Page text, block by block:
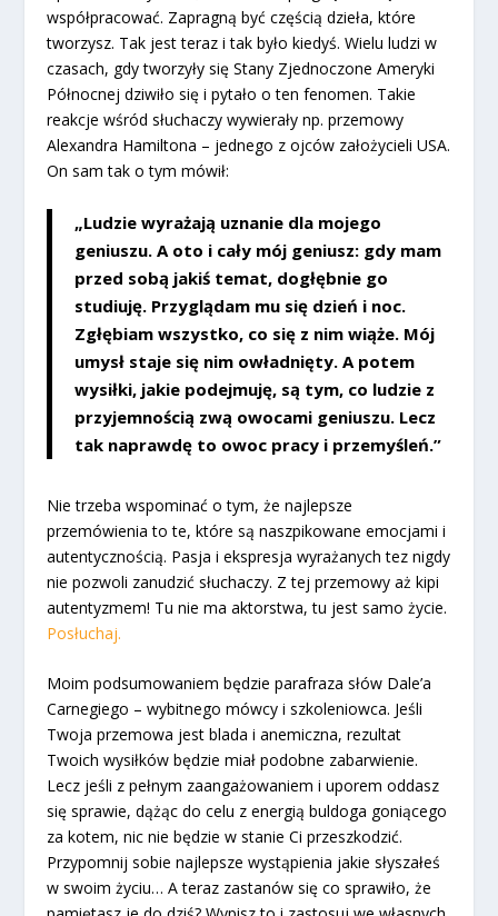
współpracować. Zapragną być częścią dzieła, które
tworzysz. Tak jest teraz i tak było kiedyś. Wielu ludzi w
czasach, gdy tworzyły się Stany Zjednoczone Ameryki
Północnej dziwiło się i pytało o ten fenomen. Takie
reakcje wśród słuchaczy wywierały np. przemowy
Alexandra Hamiltona – jednego z ojców założycieli USA.
On sam tak o tym mówił:
„Ludzie wyrażają uznanie dla mojego
geniuszu. A oto i cały mój geniusz: gdy mam
przed sobą jakiś temat, dogłębnie go
studiuję. Przyglądam mu się dzień i noc.
Zgłębiam wszystko, co się z nim wiąże. Mój
umysł staje się nim owładnięty. A potem
wysiłki, jakie podejmuję, są tym, co ludzie z
przyjemnością zwą owocami geniuszu. Lecz
tak naprawdę to owoc pracy i przemyśleń.”
Nie trzeba wspominać o tym, że najlepsze
przemówienia to te, które są naszpikowane emocjami i
autentycznością. Pasja i ekspresja wyrażanych tez nigdy
nie pozwoli zanudzić słuchaczy. Z tej przemowy aż kipi
autentyzmem! Tu nie ma aktorstwa, tu jest samo życie.
Posłuchaj.
Moim podsumowaniem będzie parafraza słów Dale’a
Carnegiego – wybitnego mówcy i szkoleniowca. Jeśli
Twoja przemowa jest blada i anemiczna, rezultat
Twoich wysiłków będzie miał podobne zabarwienie.
Lecz jeśli z pełnym zaangażowaniem i uporem oddasz
się sprawie, dążąc do celu z energią buldoga goniącego
za kotem, nic nie będzie w stanie Ci przeszkodzić.
Przypomnij sobie najlepsze wystąpienia jakie słyszałeś
w swoim życiu… A teraz zastanów się co sprawiło, że